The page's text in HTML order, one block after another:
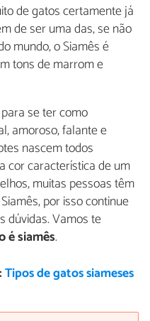
de gatos certamente já
de ser uma das, se não
mundo, o Siamês é
tons de marrom e
se ter como
amoroso, falante e
nascem todos
cor característica de um
muitas pessoas têm
por isso continue
dúvidas. Vamos te
é siamês.
Tipos de gatos siameses